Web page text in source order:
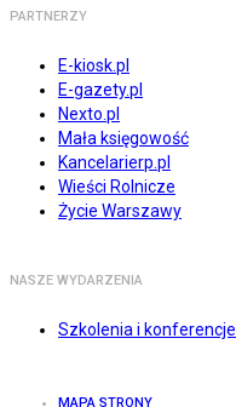
PARTNERZY
E-kiosk.pl
E-gazety.pl
Nexto.pl
Mała księgowość
Kancelarierp.pl
Wieści Rolnicze
Życie Warszawy
NASZE WYDARZENIA
Szkolenia i konferencje
MAPA STRONY